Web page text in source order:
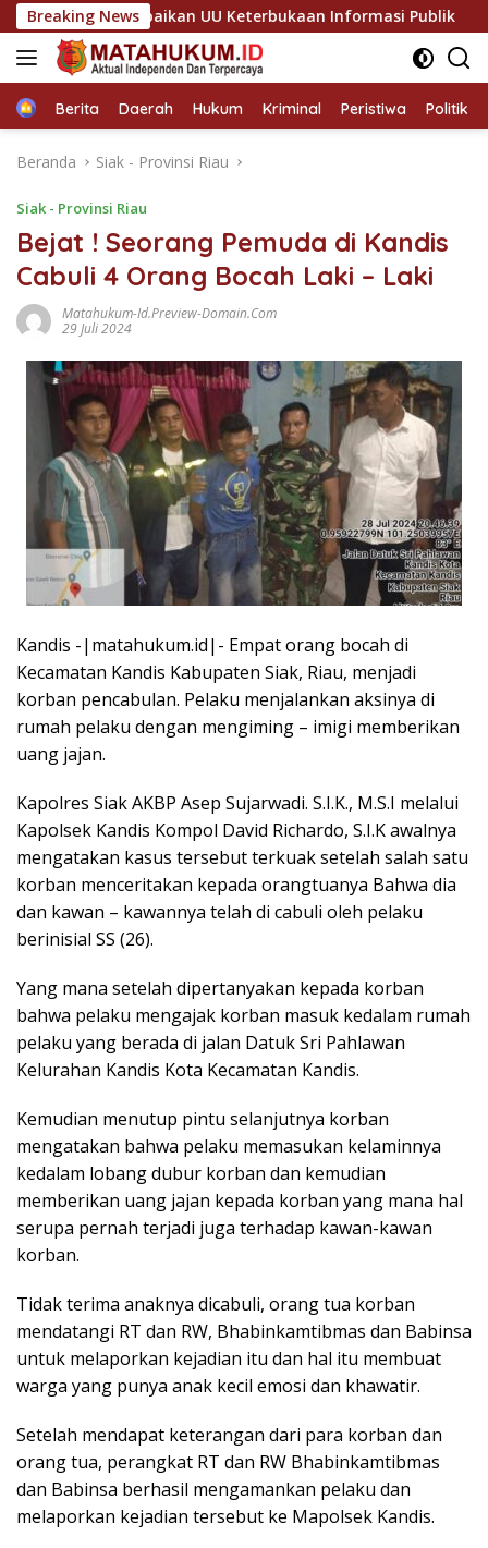
Langsung
ke
konten
Breaking News
Abaikan UU Keterbukaan Informasi Publik Sinergi
HomeBerita Daerah Hukum Kriminal Peristiwa Politik
Beranda Siak - Provinsi Riau
Siak - Provinsi Riau
Bejat ! Seorang Pemuda di Kandis
Cabuli 4 Orang Bocah Laki – Laki
Matahukum-Id.preview-Domain.com
29 Juli 2024
Kandis -|matahukum.id|- Empat orang bocah di
Kecamatan Kandis Kabupaten Siak, Riau, menjadi
korban pencabulan. Pelaku menjalankan aksinya di
rumah pelaku dengan mengiming – imigi memberikan
uang jajan.
Kapolres Siak AKBP Asep Sujarwadi. S.I.K., M.S.I melalui
Kapolsek Kandis Kompol David Richardo, S.I.K awalnya
mengatakan kasus tersebut terkuak setelah salah satu
korban menceritakan kepada orangtuanya Bahwa dia
dan kawan – kawannya telah di cabuli oleh pelaku
berinisial SS (26).
Yang mana setelah dipertanyakan kepada korban
bahwa pelaku mengajak korban masuk kedalam rumah
pelaku yang berada di jalan Datuk Sri Pahlawan
Kelurahan Kandis Kota Kecamatan Kandis.
Kemudian menutup pintu selanjutnya korban
mengatakan bahwa pelaku memasukan kelaminnya
kedalam lobang dubur korban dan kemudian
memberikan uang jajan kepada korban yang mana hal
serupa pernah terjadi juga terhadap kawan-kawan
korban.
Tidak terima anaknya dicabuli, orang tua korban
mendatangi RT dan RW, Bhabinkamtibmas dan Babinsa
untuk melaporkan kejadian itu dan hal itu membuat
warga yang punya anak kecil emosi dan khawatir.
Setelah mendapat keterangan dari para korban dan
orang tua, perangkat RT dan RW Bhabinkamtibmas
dan Babinsa berhasil mengamankan pelaku dan
melaporkan kejadian tersebut ke Mapolsek Kandis.